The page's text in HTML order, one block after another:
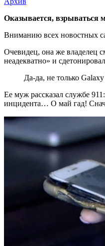
Взрываются
не
только
Galaxy
Note
Хроника
возгораний
Apple
iPhone
Оказывается, взрываться
Вниманию всех новостных
Очевидец, она же владелец
неадекватно» и
Да-да, не только
Ее муж рассказал службе
инцидента… О май гад!